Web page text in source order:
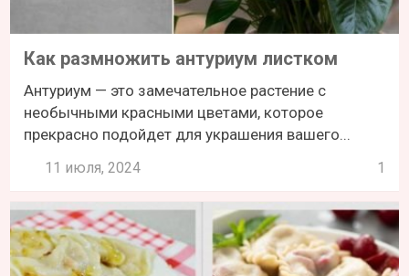
Как размножить антуриум листком
Антуриум — это замечательное растение с
необычными красными цветами, которое
прекрасно подойдет для украшения вашего...
11 июля, 2024 1